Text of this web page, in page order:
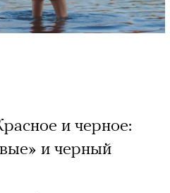
и черное:
и черный